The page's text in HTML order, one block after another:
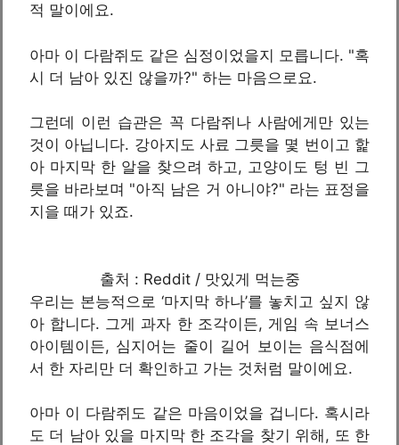
적 말이에요.
아마 이 다람쥐도 같은 심정이었을지 모릅니다. "혹
시 더 남아 있진 않을까?" 하는 마음으로요.
그런데 이런 습관은 꼭 다람쥐나 사람에게만 있는
것이 아닙니다. 강아지도 사료 그릇을 몇 번이고 핥
아 마지막 한 알을 찾으려 하고, 고양이도 텅 빈 그
릇을 바라보며 "아직 남은 거 아니야?" 라는 표정을
지을 때가 있죠.
출처 : Reddit / 맛있게 먹는중
우리는 본능적으로 ‘마지막 하나’를 놓치고 싶지 않
아 합니다. 그게 과자 한 조각이든, 게임 속 보너스
아이템이든, 심지어는 줄이 길어 보이는 음식점에
서 한 자리만 더 확인하고 가는 것처럼 말이에요.
아마 이 다람쥐도 같은 마음이었을 겁니다. 혹시라
도 더 남아 있을 마지막 한 조각을 찾기 위해, 또 한